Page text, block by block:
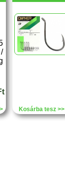
Kosárba tesz >>